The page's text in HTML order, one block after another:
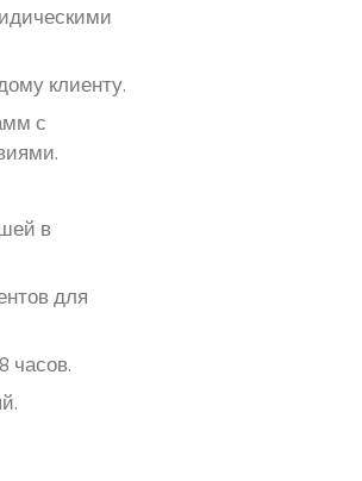
клиенту.
с
в
для
часов.